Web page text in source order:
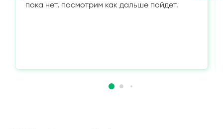
пока нет, посмотрим как дальше пойдет.